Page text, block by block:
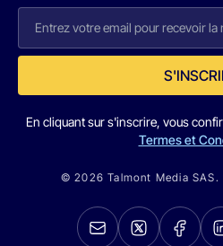
En cliquant sur s'inscrire, vous
Termes et
© 2026 Talmont Media